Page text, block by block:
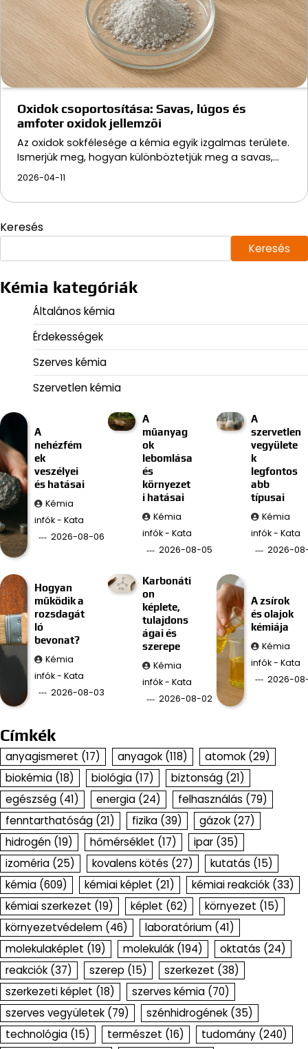
Oxidok csoportosítása: Savas, lúgos és
amfoter oxidok jellemzői
Az oxidok sokfélesége a kémia egyik izgalmas területe.
Ismerjük meg, hogyan különböztetjük meg a savas,…
2026-04-11
Keresés
Keresés
Kémia kategóriák
Általános kémia
Érdekességek
Szerves kémia
Szervetlen kémia
A
nehézfém
ek
veszélyei
és hatásai
Kémia
infók - Kata
2026-08-06
A
műanyag
ok
lebomlása
és
környezet
i hatásai
Kémia
infók - Kata
2026-08-05
A
szervetlen
vegyülete
k
legfontos
abb
típusai
Kémia
infók - Kata
2026-
Hogyan
működik a
rozsdagát
ló
bevonat?
Kémia
infók - Kata
2026-08-03
Karbonáti
on
képlete,
tulajdons
ágai és
szerepe
Kémia
infók - Kata
2026-08-02
A zsírok
és olajok
kémiája
Kémia
infók - Kata
2026-
Címkék
anyagismeret (17) anyagok (118) atomok (29)
biokémia (18) biológia (17) biztonság (21)
egészség (41) energia (24) felhasználás (79)
fenntarthatóság (21) fizika (39) gázok (27)
hidrogén (19) hőmérséklet (17) ipar (35)
izoméria (25) kovalens kötés (27) kutatás (15)
kémia (609) kémiai képlet (21) kémiai reakciók (33)
kémiai szerkezet (19) képlet (62) környezet (15)
környezetvédelem (46) laboratórium (41)
molekulaképlet (19) molekulák (194) oktatás (24)
reakciók (37) szerep (15) szerkezet (38)
szerkezeti képlet (18) szerves kémia (70)
szerves vegyületek (79) szénhidrogének (35)
technológia (15) természet (16) tudomány (240)